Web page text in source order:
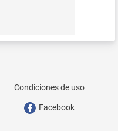
Condiciones de uso
Facebook